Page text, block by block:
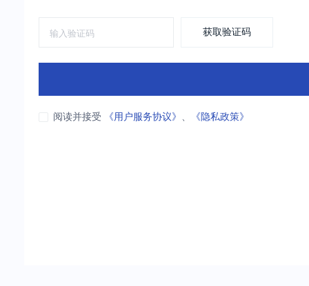
获取验证码
阅读并接受 《用户服务协议》 、 《隐私政策》